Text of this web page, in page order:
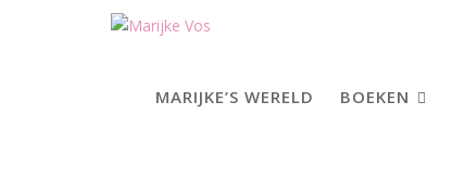
MARIJKE’S WERELD BOEKEN